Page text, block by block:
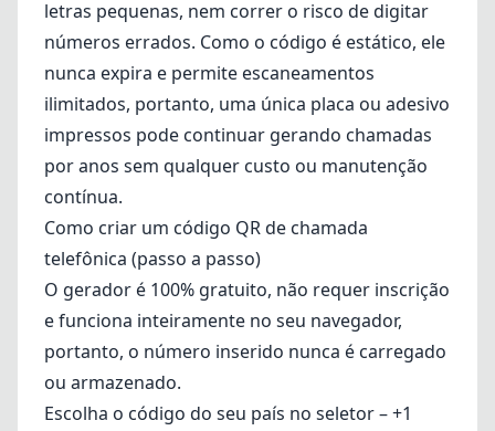
letras pequenas, nem correr o risco de digitar
números errados. Como o código é estático, ele
nunca expira e permite escaneamentos
ilimitados, portanto, uma única placa ou adesivo
impressos pode continuar gerando chamadas
por anos sem qualquer custo ou manutenção
contínua.
Como criar um código QR de chamada
telefônica (passo a passo)
O gerador é 100% gratuito, não requer inscrição
e funciona inteiramente no seu navegador,
portanto, o número inserido nunca é carregado
ou armazenado.
Escolha o código do seu país no seletor – +1